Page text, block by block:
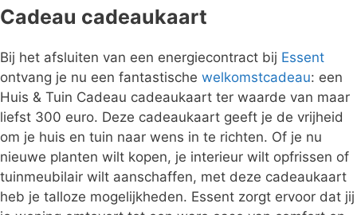
Cadeau cadeaukaart
Bij het afsluiten van een energiecontract bij Essent
ontvang je nu een fantastische welkomstcadeau: een
Huis & Tuin Cadeau cadeaukaart ter waarde van maar
liefst 300 euro. Deze cadeaukaart geeft je de vrijheid
om je huis en tuin naar wens in te richten. Of je nu
nieuwe planten wilt kopen, je interieur wilt opfrissen of
tuinmeubilair wilt aanschaffen, met deze cadeaukaart
heb je talloze mogelijkheden. Essent zorgt ervoor dat jij